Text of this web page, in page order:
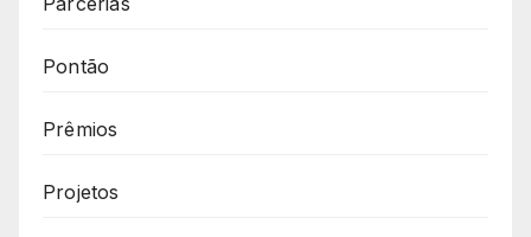
Pontão
Prêmios
Projetos